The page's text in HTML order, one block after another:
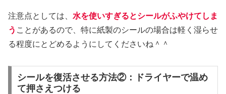
注意点としては、 水を使いすぎるとシールがふやけてしま
う ことがあるので、特に紙製のシールの場合は軽く湿らせ
る程度にとどめるようにしてくださいね＾＾
シールを復活させる方法②：ドライヤーで温め
て押さえつける